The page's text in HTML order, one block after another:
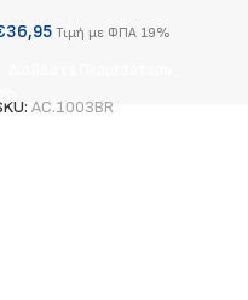
36,95 Τιμή με ΦΠΑ 19%
AC.1003BR